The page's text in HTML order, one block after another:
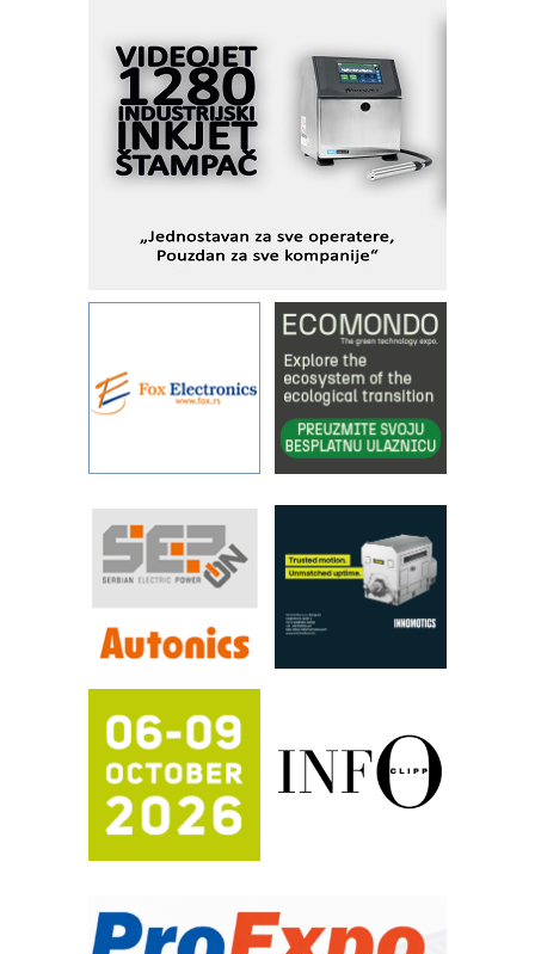
KIP KOP – napredna rešenja za
savremene industrijske i logističke
objekte
Alba d.o.o. – 35 godina preciznosti u
metrologiji i pametnim dozirnim
rešenjima
STAUFF – Komponente koje
sistema
YAMADA pumpe – japanska
pouzdanost u transferu fluida
Filtration Group Industrial – Napredna
rešenja za filtraciju u hidrauličkim i
procesnim sistemima
Art Utopia Studio – vizuelne priče
RILINEX kompanije Rittal
FANUC: Najbolje za vašu pametnu
automatizaciju
Efikasno upravljanje energijom
Automatizacija pakovanja · Display
Proizvodnja iC7 Hybrid 1500 VDC
mrežnog pretvarača sa tečnim
hlađenjem
Potpuna efikasnost bez složenih
sistema
IB BLUMENAUER - više od 40 godina
poverenja u industriji